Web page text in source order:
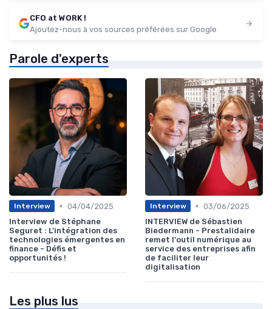
CFO at WORK !
Ajoutez-nous à vos sources préférées sur Google
Parole d'experts
Interview • 04/04/2025
Interview de Stéphane
Seguret : L'intégration des
technologies émergentes en
finance - Défis et
opportunités !
Interview • 03/06/2025
INTERVIEW de Sébastien
Biedermann - Prestalidaire
remet l'outil numérique au
service des entreprises afin
de faciliter leur
digitalisation
Les plus lus